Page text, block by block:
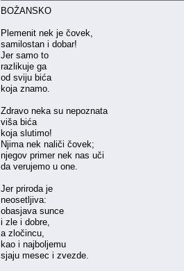
BOŽANSKO
Plemenit nek je čovek,
samilostan i dobar!
Jer samo to
razlikuje ga
od sviju bića
koja znamo.
Zdravo neka su nepoznata
viša bića
koja slutimo!
Njima nek naliči čovek;
njegov primer nek nas uči
da verujemo u one.
Jer priroda je
neosetljiva:
obasjava sunce
i zle i dobre,
a zločincu,
kao i najboljemu
sjaju mesec i zvezde.